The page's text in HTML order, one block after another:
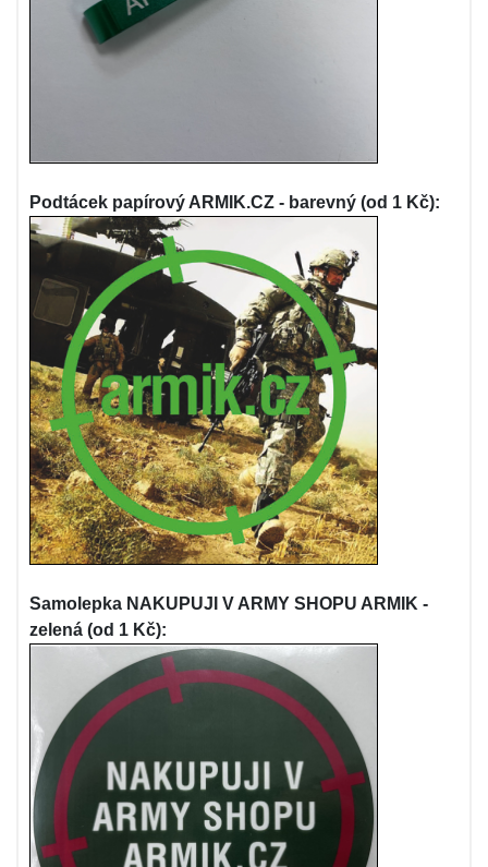
Podtácek papírový ARMIK.CZ - barevný (od 1 Kč):
Samolepka NAKUPUJI V ARMY SHOPU ARMIK -
zelená (od 1 Kč):